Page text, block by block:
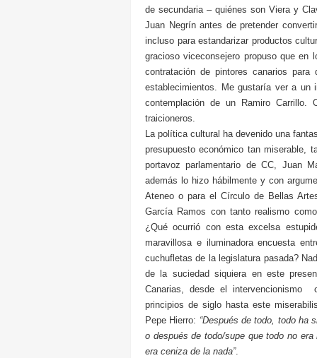
de secundaria – quiénes son Viera y
Juan Negrín antes de pretender
incluso para estandarizar productos
gracioso viceconsejero propuso que en
contratación de pintores canarios
establecimientos. Me gustaría ver a
contemplación de un Ramiro
traicioneros.
La política cultural ha devenido una
presupuesto económico tan
portavoz parlamentario de CC, Juan
además lo hizo hábilmente y con
Ateneo o para el Círculo de Bellas
García Ramos con tanto realismo
¿Qué ocurrió con esta excelsa
maravillosa e iluminadora encuesta
cuchufletas de la legislatura pasada?
de la suciedad siquiera en este
Canarias, desde el intervencionismo
principios de siglo hasta este
Pepe Hierro: “Después de todo, todo ha
o después de todo/supe que todo no
era ceniza de la nada”.